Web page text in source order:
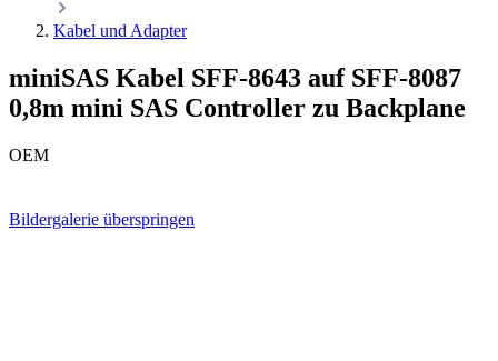
Kabel und Adapter
miniSAS Kabel SFF-8643 auf SFF-8087
0,8m mini SAS Controller zu Backplane
OEM
Bildergalerie überspringen